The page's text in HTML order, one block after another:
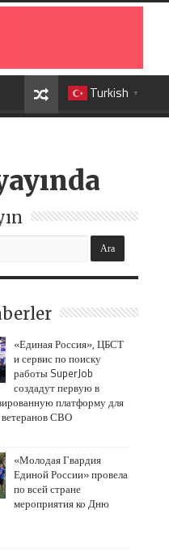
Turkish ▼
«Единая Россия», ЦБСТ
и сервис по поиску
работы SuperJob
создадут первую в
платформу для
ветеранов СВО
«Молодая Гвардия
Единой России» провела
по всей стране
мероприятия ко Дню